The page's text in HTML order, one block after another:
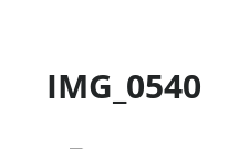
IMG_0540